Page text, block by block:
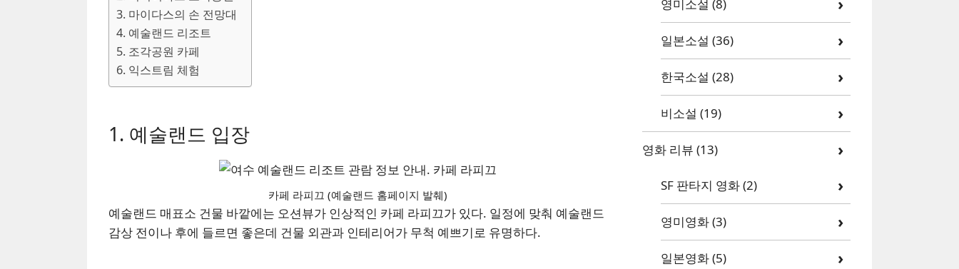
3. 마이다스의 손 전망대
4. 예술랜드 리조트
5. 조각공원 카페
6. 익스트림 체험
1. 예술랜드 입장
카페 라피끄 (예술랜드 홈페이지 발췌)
예술랜드 매표소 건물 바깥에는 오션뷰가 인상적인 카페 라피끄가 있다. 일정에 맞춰 예술랜드
감상 전이나 후에 들르면 좋은데 건물 외관과 인테리어가 무척 예쁘기로 유명하다.
영미소설 (8)
일본소설 (36)
한국소설 (28)
비소설 (19)
영화 리뷰 (13)
SF 판타지 영화(2)
영미영화(3)
일본영화(5)